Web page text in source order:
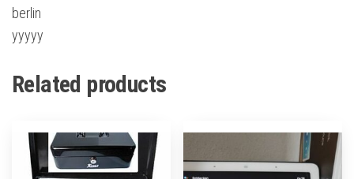
berlin
yyyyy
Related products